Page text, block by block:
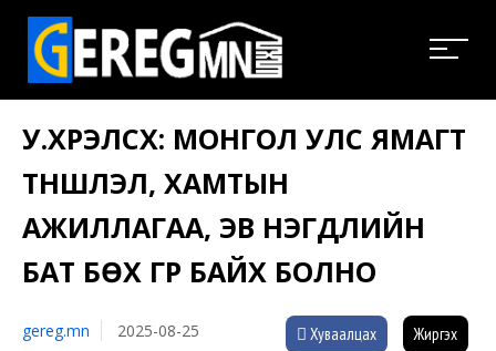
У.ХҮРЭЛСҮХ: МОНГОЛ УЛС ЯМАГТ
ТҮНШЛЭЛ, ХАМТЫН
АЖИЛЛАГАА, ЭВ НЭГДЛИЙН
БАТ БӨХ ГҮҮР БАЙХ БОЛНО
gereg.mn 2025-08-25 Хуваалцах Жиргэх